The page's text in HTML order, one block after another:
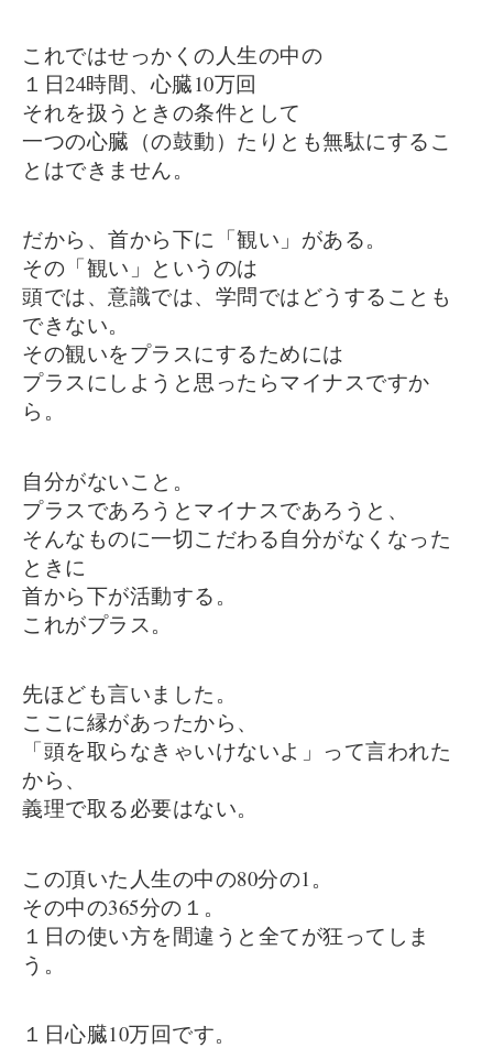
これではせっかくの人生の中の
１日24時間、心臓10万回
それを扱うときの条件として
一つの心臓（の鼓動）たりとも無駄にするこ
とはできません。
だから、首から下に「観い」がある。
その「観い」というのは
頭では、意識では、学問ではどうすることも
できない。
その観いをプラスにするためには
プラスにしようと思ったらマイナスですか
ら。
自分がないこと。
プラスであろうとマイナスであろうと、
そんなものに一切こだわる自分がなくなった
ときに
首から下が活動する。
これがプラス。
先ほども言いました。
ここに縁があったから、
「頭を取らなきゃいけないよ」って言われた
から、
義理で取る必要はない。
この頂いた人生の中の80分の1。
その中の365分の１。
１日の使い方を間違うと全てが狂ってしま
う。
１日心臓10万回です。